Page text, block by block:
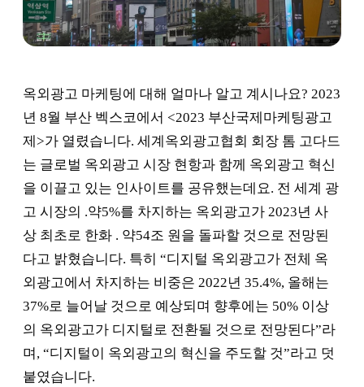
옥외광고 마케팅에 대해 얼마나 알고 계시나요? 2023
년 8월 부산 벡스코에서 <2023 부산국제마케팅광고
제>가 열렸습니다. 세계옥외광고협회 회장 톰 고다드
는 글로벌 옥외광고 시장 현항과 함께 옥외광고 혁신
을 이끌고 있는 인사이트를 공유했는데요. 전 세계 광
고 시장의 .약5%를 차지하는 옥외광고가 2023년 사
상 최초로 한화 . 약54조 원을 돌파할 것으로 전망된
다고 밝혔습니다. 특히 “디지털 옥외광고가 전체 옥
외광고에서 차지하는 비중은 2022년 35.4%, 올해는
37%로 늘어날 것으로 예상되며 향후에는 50% 이상
의 옥외광고가 디지털로 전환될 것으로 전망된다”라
며, “디지털이 옥외광고의 혁신을 주도할 것”라고 덧
붙였습니다.